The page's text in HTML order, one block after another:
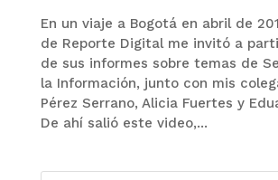
En un viaje a Bogotá en abril de
de Reporte Digital me invitó a
de sus informes sobre temas de
la Información, junto con mis
Pérez Serrano, Alicia Fuertes y
De ahí salió este video,...